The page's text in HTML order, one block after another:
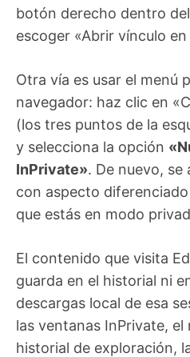
botón derecho dentro
escoger «Abrir vínculo
Otra vía es usar el menú
navegador: haz clic en
(los tres puntos de la
y selecciona la opción
InPrivate». De nuevo, se
con aspecto
que estás en modo
El contenido que visita
guarda en el historial ni
descargas local de esa
las ventanas InPrivate,
historial de exploración,